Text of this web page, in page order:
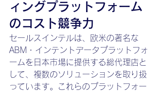
ィングプラットフォーム
のコスト競争力
セールスインテルは、欧米の著名な
ABM・インテントデータプラットフォ
ームを日本市場に提供する総代理店と
して、複数のソリューションを取り扱
っています。これらのプラットフォー